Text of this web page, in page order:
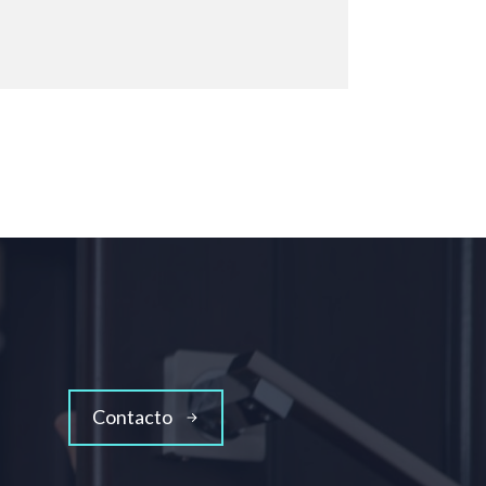
Contacto